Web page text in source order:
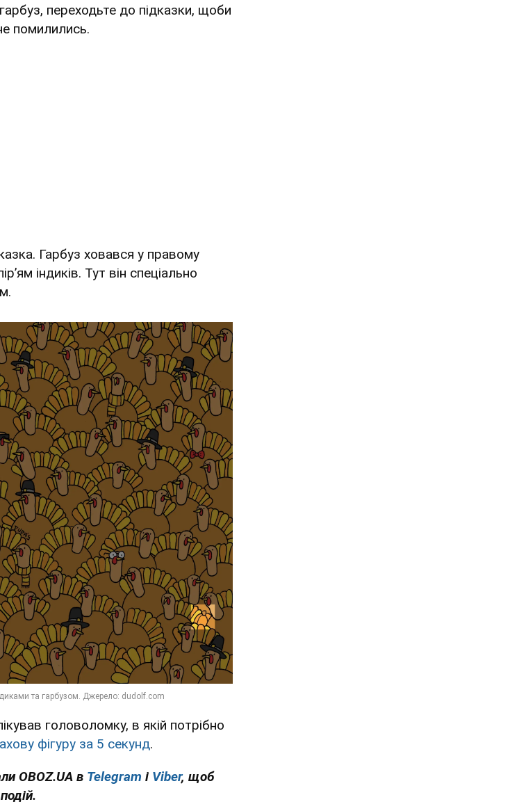
переходьте до підказки, щоби
помилились.
Гарбуз ховався у правому
індиків. Тут він спеціально
головоломку, в якій потрібно
фігуру за 5 секунд.
OBOZ.UA в Telegram і Viber, щоб